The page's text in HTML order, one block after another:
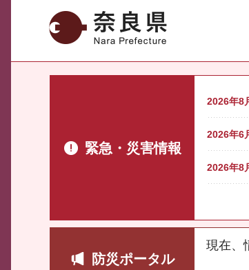
奈良県
緊急・災害情報
2026年8
2026年6
2026年8
防災ポータル
現在、